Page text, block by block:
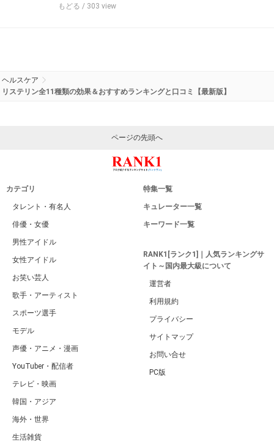
もどる / 303 view
ヘルスケア
リステリン全11種類の効果＆おすすめランキングと口コミ【最新版】
ページの先頭へ
カテゴリ
タレント・有名人
俳優・女優
男性アイドル
女性アイドル
お笑い芸人
歌手・アーティスト
スポーツ選手
モデル
声優・アニメ・漫画
YouTuber・配信者
テレビ・映画
韓国・アジア
海外・世界
生活雑貨
特集一覧
キュレーター一覧
キーワード一覧
RANK1[ランク1]｜人気ランキングサ
イト～国内最大級について
運営者
利用規約
プライバシー
サイトマップ
お問い合せ
PC版